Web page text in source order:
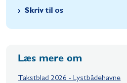
Skriv til os
Læs mere om
Takstblad 2026 - Lystbådehavne